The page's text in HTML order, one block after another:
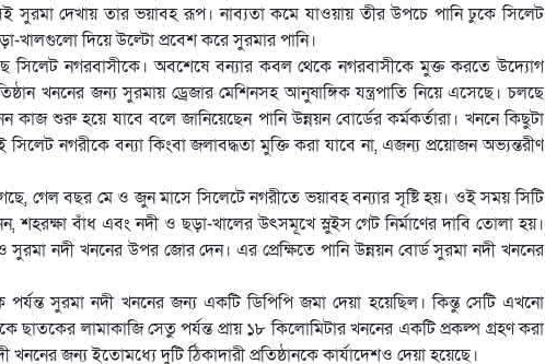
সুরমা দেখায় তার ভয়াবহ রূপ। নাব্যতা কমে যাওয়ায় তীর উপচে পানি ঢুকে সিলেট
খালগুলো দিয়ে উল্টো প্রবেশ করে সুরমার পানি।
সিলেট নগরবাসীকে। অবশেষে বন্যার কবল থেকে নগরবাসীকে মুক্ত করতে উদ্যোগ
খননের জন্য সুরমায় ড্রেজার মেশিনসহ আনুষাঙ্গিক যন্ত্রপাতি নিয়ে এসেছে। চলছে
শুরু হয়ে যাবে বলে জানিয়েছেন পানি উন্নয়ন বোর্ডের কর্মকর্তারা। খননে কিছুটা
নগরীকে বন্যা কিংবা জলাবদ্ধতা মুক্তি করা যাবে না, এজন্য প্রয়োজন অভ্যন্তরীণ
গেল বছর মে ও জুন মাসে সিলেটে নগরীতে ভয়াবহ বন্যার সৃষ্টি হয়। ওই সময় সিটি
শহরক্ষা বাঁধ এবং নদী ও ছড়া-খালের উৎসমূখে স্লুইস গেট নির্মাণের দাবি তোলা হয়।
নদী খননের উপর জোর দেন। এর প্রেক্ষিতে পানি উন্নয়ন বোর্ড সুরমা নদী খননের
পর্যন্ত সুরমা নদী খননের জন্য একটি ডিপিপি জমা দেয়া হয়েছিল। কিন্তু সেটি এখনো
লামাকাজি সেতু পর্যন্ত প্রায় ১৮ কিলোমিটার খননের একটি প্রকল্প গ্রহণ করা
জন্য ইতোমধ্যে দুটি ঠিকাদারী প্রতিষ্ঠানকে কার্যাদেশও দেয়া হয়েছে।